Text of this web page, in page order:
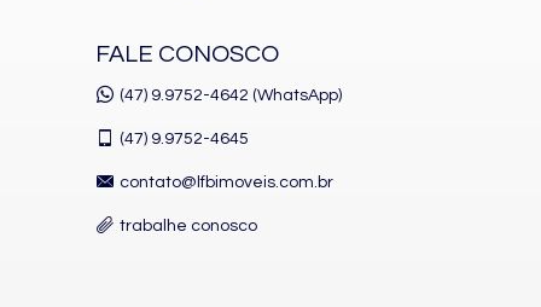
Espaço Fitness
Portaria 24h
Medidores Individuais
Portão Eletrônico
Brinquedoteca
Piscina Infantil
FALE CONOSCO
(47) 9.9752-4642 (WhatsApp)
(47) 9.9752-4645
contato@lfbimoveis.com.br
trabalhe conosco